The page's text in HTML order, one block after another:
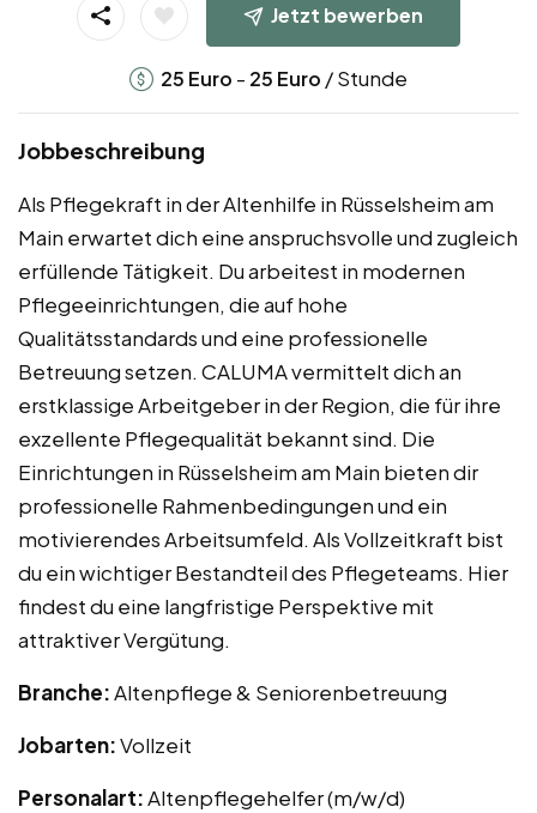
Jetzt bewerben
25 Euro - 25 Euro / Stunde
Jobbeschreibung
Als Pflegekraft in der Altenhilfe in Rüsselsheim am
Main erwartet dich eine anspruchsvolle und zugleich
erfüllende Tätigkeit. Du arbeitest in modernen
Pflegeeinrichtungen, die auf hohe
Qualitätsstandards und eine professionelle
Betreuung setzen. CALUMA vermittelt dich an
erstklassige Arbeitgeber in der Region, die für ihre
exzellente Pflegequalität bekannt sind. Die
Einrichtungen in Rüsselsheim am Main bieten dir
professionelle Rahmenbedingungen und ein
motivierendes Arbeitsumfeld. Als Vollzeitkraft bist
du ein wichtiger Bestandteil des Pflegeteams. Hier
findest du eine langfristige Perspektive mit
attraktiver Vergütung.
Branche:Altenpflege & Seniorenbetreuung
Jobarten:Vollzeit
Personalart:Altenpflegehelfer (m/w/d)